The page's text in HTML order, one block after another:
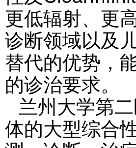
更低辐射、更
诊断领域以及
替代的优势，
的诊治要求。
兰州大学第
体的大型综合